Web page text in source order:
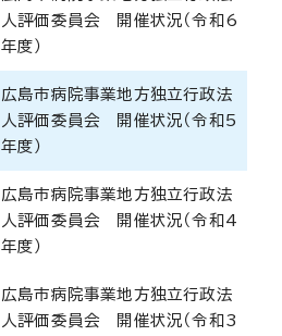
人評価委員会 開催状況（令和6
年度）
広島市病院事業地方独立行政法
人評価委員会 開催状況（令和5
年度）
広島市病院事業地方独立行政法
人評価委員会 開催状況（令和4
年度）
広島市病院事業地方独立行政法
人評価委員会 開催状況（令和3